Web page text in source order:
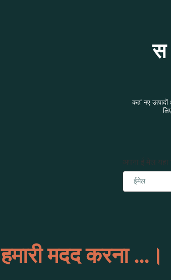
कहां नए
अपना ई मेल यहा
हमारी मदद करना ...।